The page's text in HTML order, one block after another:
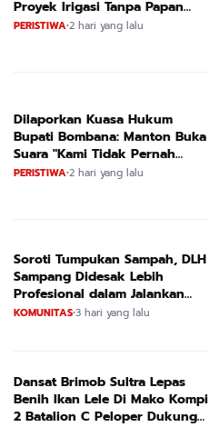
Proyek Irigasi Tanpa Papan
Nama
PERISTIWA•2 hari yang lalu
Dilaporkan Kuasa Hukum
Bupati Bombana: Manton Buka
Suara "Kami Tidak Pernah
Menutup Ruang Hak Jawab"
PERISTIWA•2 hari yang lalu
Soroti Tumpukan Sampah, DLH
Sampang Didesak Lebih
Profesional dalam Jalankan
Tugas
KOMUNITAS•3 hari yang lalu
Dansat Brimob Sultra Lepas
Benih Ikan Lele Di Mako Kompi
2 Batalion C Peloper Dukung